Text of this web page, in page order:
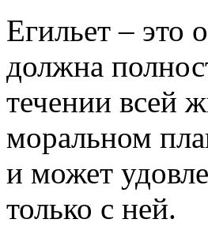
Егильет – это
должна
течении всей
моральном
и может
только с ней.